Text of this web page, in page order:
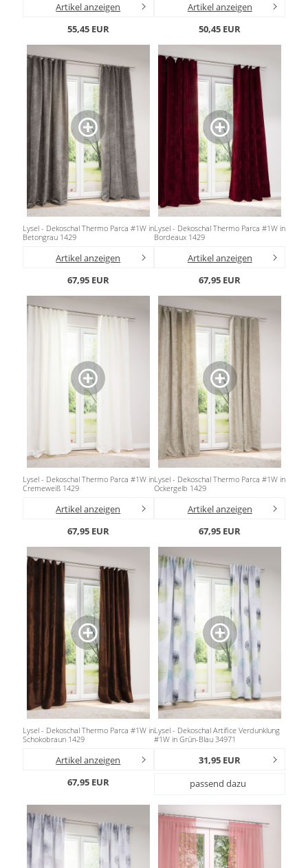
Artikel anzeigen
55,45 EUR
Artikel anzeigen
50,45 EUR
Lysel - Dekoschal Thermo Parca #1W in
Betongrau 1429
Artikel anzeigen
67,95 EUR
Lysel - Dekoschal Thermo Parca #1W in
Bordeaux 1429
Artikel anzeigen
67,95 EUR
Lysel - Dekoschal Thermo Parca #1W in
Cremeweiß 1429
Artikel anzeigen
67,95 EUR
Lysel - Dekoschal Thermo Parca #1W in
Ockergelb 1429
Artikel anzeigen
67,95 EUR
Lysel - Dekoschal Thermo Parca #1W in
Schokobraun 1429
Artikel anzeigen
67,95 EUR
Lysel - Dekoschal Artifice Verdunklung
#1W in Grün-Blau 34971
31,95 EUR
passend dazu